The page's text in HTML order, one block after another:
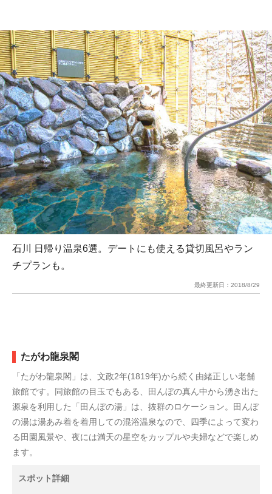
石川 日帰り温泉6選。デートにも使える貸切風呂やラン
チプランも。
最終更新日： 2018/8/29
たがわ龍泉閣
「たがわ龍泉閣」は、文政2年(1819年)から続く由緒正しい老舗
旅館です。同旅館の目玉でもある、田んぼの真ん中から湧き出た
源泉を利用した「田んぼの湯」は、抜群のロケーション。田んぼ
の湯は湯あみ着を着用しての混浴温泉なので、四季によって変わ
る田園風景や、夜には満天の星空をカップルや夫婦などで楽しめ
ます。
スポット詳細